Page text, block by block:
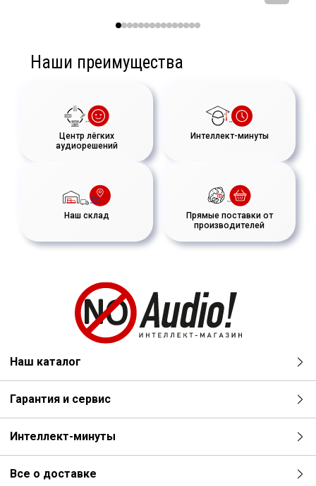
Наши преимущества
Центр лёгких
аудиорешений
Интеллект-минуты
Наш склад
Прямые поставки от
производителей
Наш каталог
Гарантия и сервис
Интеллект-минуты
Все о доставке